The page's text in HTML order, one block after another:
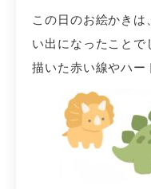
この日のお絵かき
い出になったことで
描いた赤い線やハー